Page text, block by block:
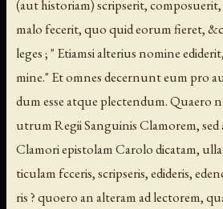
(aut historiam) scripserit,
malo fecerit, quo quid eorum fieret,
leges ; " Etiamsi alterius nomine
mine." Et omnes decernunt eum pro
dum esse atque plectendum. Quaero
utrum Regii Sanguinis Clamorem, sed
Clamori epistolam Carolo dicatam,
ticulam fcceris, scripseris, edideris,
ris ? quoero an alteram ad lectorem,